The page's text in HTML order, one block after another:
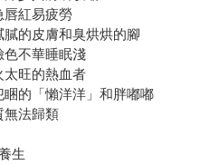
唇紅易疲勞
的皮膚和臭烘烘的腳
色不華睡眠淺
太旺的熱血者
的「懶洋洋」和胖嘟嘟
無法歸類
生